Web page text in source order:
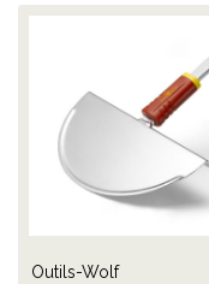
Outils-Wolf